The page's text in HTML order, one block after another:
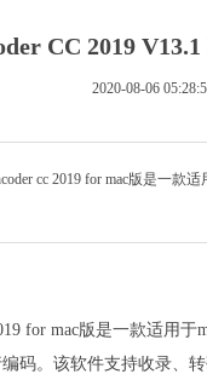
CC 2019
2020-08-06
cc 2019 for mac版是一
for mac版是一款适用
码。该软件支持收录、